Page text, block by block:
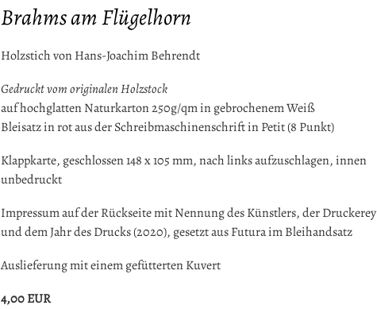
Brahms am Flügelhorn
Holzstich von Hans-Joachim Behrendt
Gedruckt vom originalen Holzstock
auf hochglatten Naturkarton 250g/qm in gebrochenem Weiß
Bleisatz in rot aus der Schreibmaschinenschrift in Petit (8 Punkt)
Klappkarte, geschlossen 148 x 105 mm, nach links aufzuschlagen, innen
unbedruckt
Impressum auf der Rückseite mit Nennung des Künstlers, der Druckerey
und dem Jahr des Drucks (2020), gesetzt aus Futura im Bleihandsatz
Auslieferung mit einem gefütterten Kuvert
4,00EUR